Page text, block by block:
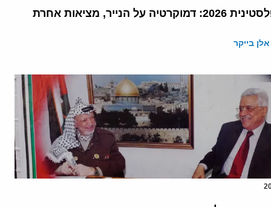
החוקה הפלסטינית 2026: דמוקרטיה על הנייר, מציאות אחרת
בייקר